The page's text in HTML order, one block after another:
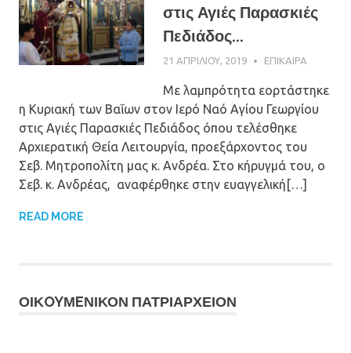
στις Αγιές Παρασκιές
Πεδιάδος...
21 ΑΠΡΙΛΊΟΥ, 2019
ΠΑΤΉΡ ΜΙΧΑΉΛ
ΕΠΊΚΑΙΡΑ
Με λαμπρότητα εορτάστηκε
η Κυριακή των Βαΐων στον Ιερό Ναό Αγίου Γεωργίου
στις Αγιές Παρασκιές Πεδιάδος όπου τελέσθηκε
Αρχιερατική Θεία Λειτουργία, προεξάρχοντος του
Σεβ. Μητροπολίτη μας κ. Ανδρέα. Στο κήρυγμά του, ο
Σεβ. κ. Ανδρέας, αναφέρθηκε στην ευαγγελική[…]
READ MORE
ΟΙΚOYΜEΝΙΚΟΝ ΠΑΤΡΙΑΡΧΕΙΟΝ